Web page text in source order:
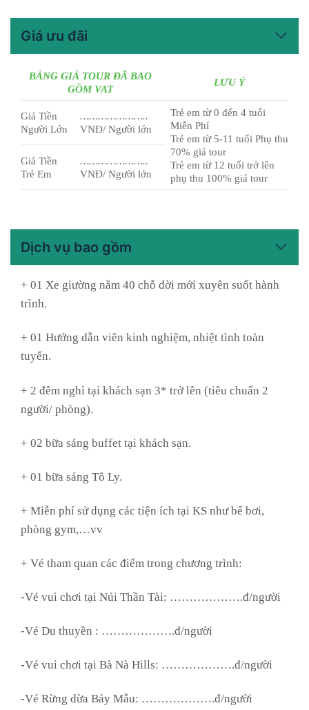
Giá ưu đãi
BẢNG GIÁ TOUR ĐÃ BAO
GỒM VAT
LƯU Ý
Giá Tiền
Người Lớn
…………………..
VNĐ/ Người lớn
Trẻ em từ 0 đến 4 tuổi
Miễn Phí
Trẻ em từ 5-11 tuổi Phụ thu
70% giá tour
Trẻ em từ 12 tuổi trở lên
phụ thu 100% giá tour
Giá Tiền
Trẻ Em
…………………..
VNĐ/ Người lớn
Dịch vụ bao gồm
+ 01 Xe giường nằm 40 chỗ đời mới xuyên suốt hành
trình.
+ 01 Hướng dẫn viên kinh nghiệm, nhiệt tình toàn
tuyến.
+ 2 đêm nghỉ tại khách sạn 3* trở lên (tiêu chuẩn 2
người/ phòng).
+ 02 bữa sáng buffet tại khách sạn.
+ 01 bữa sáng Tô Ly.
+ Miễn phí sử dụng các tiện ích tại KS như bể bơi,
phòng gym,…vv
+ Vé tham quan các điểm trong chương trình:
-Vé vui chơi tại Núi Thần Tài: ……………….đ/người
-Vé Du thuyền : ……………….đ/người
-Vé vui chơi tại Bà Nà Hills: ……………….đ/người
-Vé Rừng dừa Bảy Mẫu: ……………….đ/người